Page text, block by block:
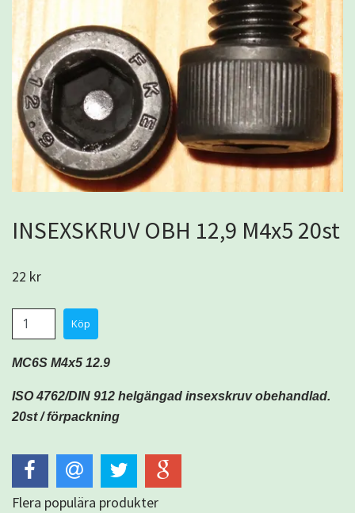
INSEXSKRUV OBH 12,9 M4x5 20st
22 kr
MC6S M4x5 12.9
ISO 4762/DIN 912 helgängad insexskruv obehandlad.
20st /förpackning
Flera populära produkter